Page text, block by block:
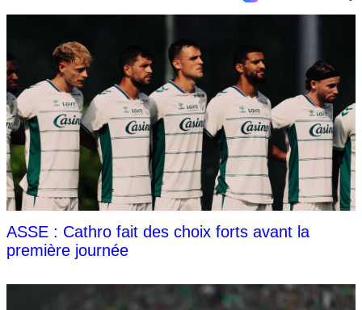
ASSE : Cathro fait des choix forts avant la
première journée